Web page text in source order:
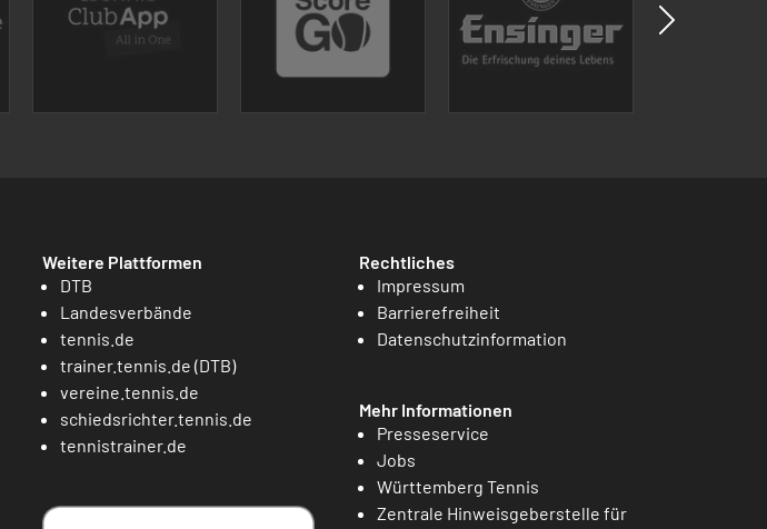
Weitere Plattformen
DTB
Landesverbände
tennis.de
trainer.tennis.de (DTB)
vereine.tennis.de
schiedsrichter.tennis.de
tennistrainer.de
Rechtliches
Impressum
Barrierefreiheit
Datenschutzinformation
Mehr Informationen
Presseservice
Jobs
Württemberg Tennis
Zentrale Hinweisgeberstelle für